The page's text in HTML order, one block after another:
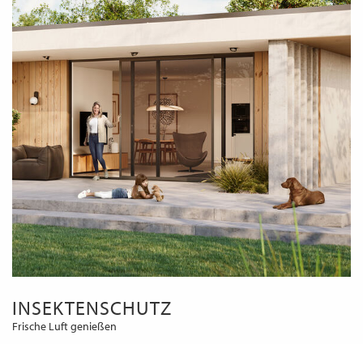
INSEKTENSCHUTZ
Frische Luft genießen